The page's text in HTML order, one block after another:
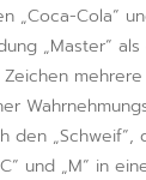
„Coca-Cola“
„Master“
den „Schweif“,
und „M“ in